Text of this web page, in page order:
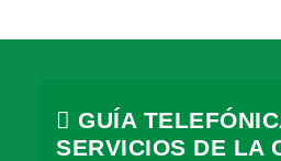
GUÍA
SERVICIOS DE LA